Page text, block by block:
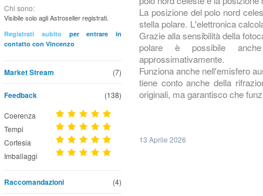
Chi sono:
Visibile solo agli Astroseller registrati.
Registrati subitoper entrare in
contatto con Vincenzo
(7)
Market Stream
Feedback (138)
Coerenza
Tempi
Cortesia
Imballaggi
(4)
Raccomandazioni
La posizione del polo nord
stella polare. L'elettronica
Grazie alla sensibilità della
polare è possibile
approssimativamente.
Funziona anche nell'emisfero
tiene conto anche della
originali, ma garantisco che
13 Aprile 2026